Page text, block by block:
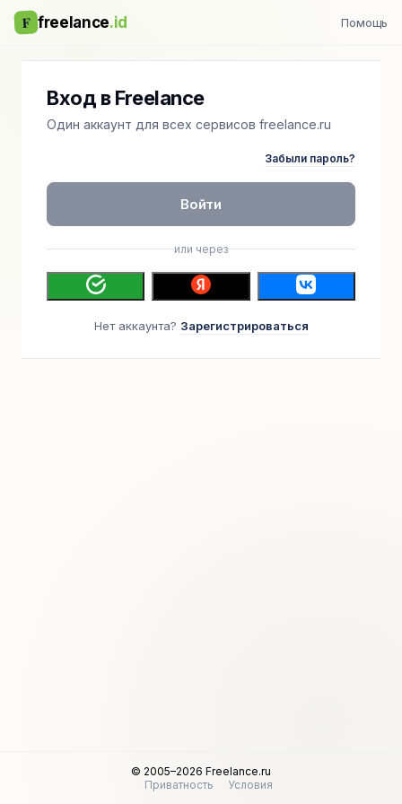
F freelance.id Помощь
Вход в Freelance
Один аккаунт для всех сервисов freelance.ru
Забыли пароль?
Войти
или через
Нет аккаунта? Зарегистрироваться
© 2005–2026 Freelance.ru
Приватность
Условия